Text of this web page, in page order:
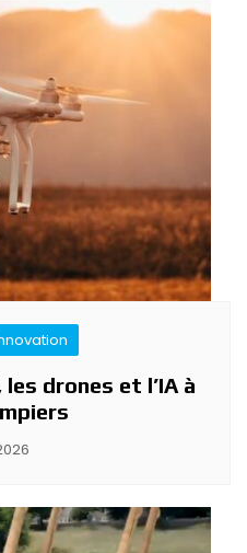
drones et l’IA à